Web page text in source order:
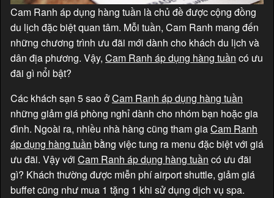
Cam Ranh áp dụng hàng tuần là chủ đề được cộng đồng
du lịch đặc biệt quan tâm. Mỗi tuần, Cam Ranh mang đến
những chương trình ưu đãi mới dành cho khách du lịch và
dân địa phương. Vậy, Cam Ranh áp dụng hàng tuần có ưu
đãi gì nổi bật?
Các khách sạn 5 sao ởCam Ranh áp dụng hàng tuần
những giảm giá phòng nghỉ dành cho nhóm bạn hoặc gia
đình. Ngoài ra, nhiều nhà hàng cũng tham giaCam Ranh
áp dụng hàng tuần bằng việc tung ra menu đặc biệt với giá
ưu đãi. Vậy với Cam Ranh áp dụng hàng tuần có ưu đãi
gì? Khách thường được miễn phí airport shuttle, giảm giá
buffet cũng như mua 1 tặng 1 khi sử dụng dịch vụ spa.